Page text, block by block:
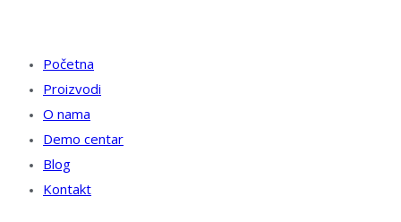
Početna
Proizvodi
O nama
Demo centar
Blog
Kontakt